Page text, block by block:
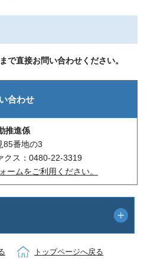
で直接お問い合わせください。
合わせ
推進係
番地の3
ス：0480-22-3319
ームをご利用ください。
トップページへ戻る